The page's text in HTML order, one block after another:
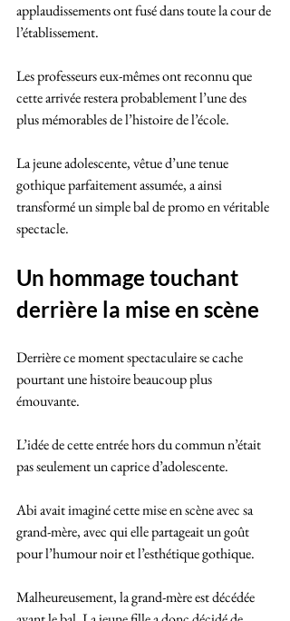
applaudissements ont fusé dans toute la cour de
l’établissement.
Les professeurs eux-mêmes ont reconnu que
cette arrivée restera probablement l’une des
plus mémorables de l’histoire de l’école.
La jeune adolescente, vêtue d’une tenue
gothique parfaitement assumée, a ainsi
transformé un simple bal de promo en véritable
spectacle.
Un hommage touchant
derrière la mise en scène
Derrière ce moment spectaculaire se cache
pourtant une histoire beaucoup plus
émouvante.
L’idée de cette entrée hors du commun n’était
pas seulement un caprice d’adolescente.
Abi avait imaginé cette mise en scène avec sa
grand-mère, avec qui elle partageait un goût
pour l’humour noir et l’esthétique gothique.
Malheureusement, la grand-mère est décédée